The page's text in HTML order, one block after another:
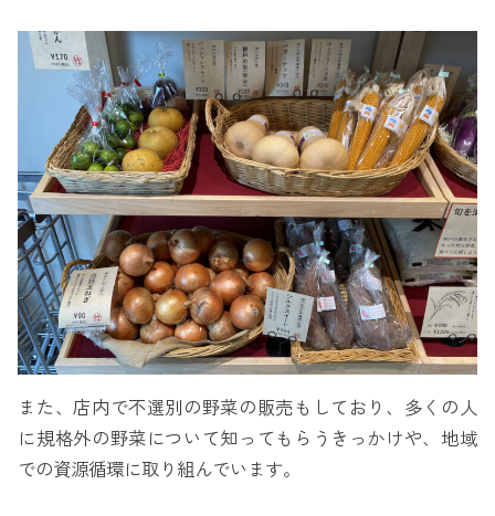
また、店内で不選別の野菜の販売もしており、多くの人
に規格外の野菜について知ってもらうきっかけや、地域
での資源循環に取り組んでいます。